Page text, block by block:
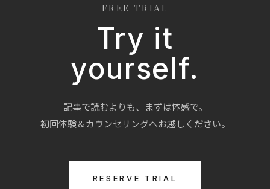
FREE TRIAL
Try it
yourself.
記事で読むよりも、まずは体感で。
初回体験＆カウンセリングへお越しください。
RESERVE TRIAL